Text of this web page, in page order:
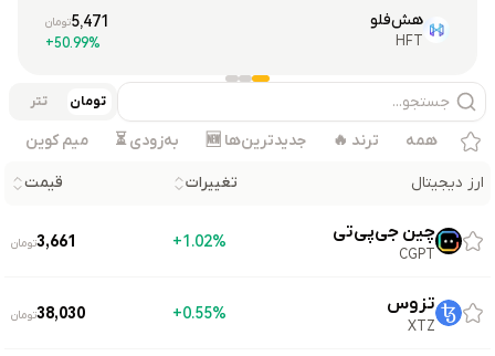
هش‌فلو
HFT
5,471تومان
50.99%+
تومان تتر
همه ترند 🔥 جدیدترین‌ها 🆕 به‌زودی ⏳
میم کوین
ارز دیجیتال
تغییرات قیمت
چین جی‌پی‌تی
CGPT
1.02%+
3,661تومان
تزوس
XTZ
0.55%+
38,030تومان